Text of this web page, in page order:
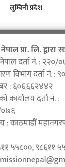
लुम्बिनी प्रदेश
प्रा. लि. द्वारा
दर्ता नं. :
विभाग दर्ता नं.
: ६०६६६२४४२
कार्यालय दर्ता नं. :
: काठमाडौँ
५५८००, ९८६११